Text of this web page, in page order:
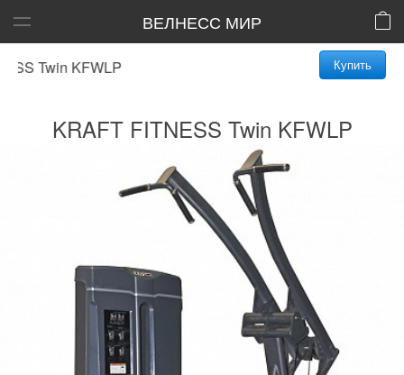
ВЕЛНЕСС МИР
Twin KFWLP Купить
KRAFT FITNESS Twin KFWLP